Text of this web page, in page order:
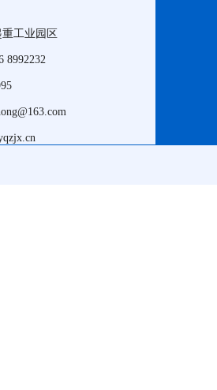
工业园区
8992232